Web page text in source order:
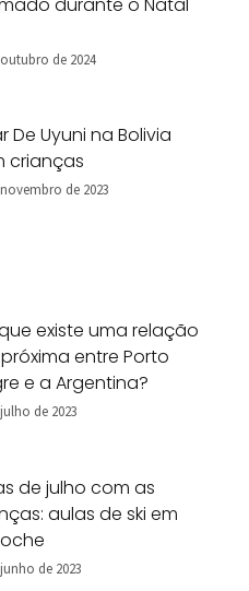
de 2024
De Uyuni na Bolivia
crianças
de 2023
existe uma relação
entre Porto
e a Argentina?
de 2023
de julho com as
aulas de ski em
de 2023